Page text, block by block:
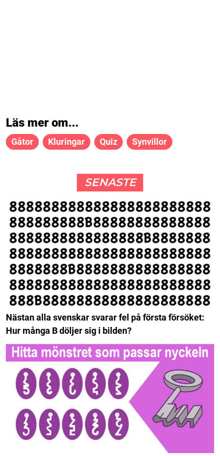
Läs mer om...
Gåtor Kluringar Quiz Synvillor
SENASTE
Nästan alla svenskar svarar fel på första försöket:
Hur många B döljer sig i bilden?